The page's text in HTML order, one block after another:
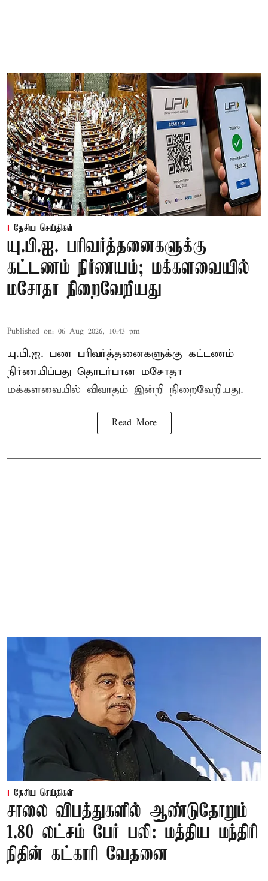
தேசிய செய்திகள்
யு.பி.ஐ. பரிவர்த்தனைகளுக்கு
கட்டணம் நிர்ணயம்; மக்களவையில்
மசோதா நிறைவேறியது
Published on: 06 Aug 2026, 10:43 pm
யு.பி.ஐ. பண பரிவர்த்தனைகளுக்கு கட்டணம்
நிர்ணயிப்பது தொடர்பான மசோதா
மக்களவையில் விவாதம் இன்றி நிறைவேறியது.
Read More
தேசிய செய்திகள்
சாலை விபத்துகளில் ஆண்டுதோறும்
1.80 லட்சம் பேர் பலி: மத்திய மந்திரி
நிதின் கட்காரி வேதனை